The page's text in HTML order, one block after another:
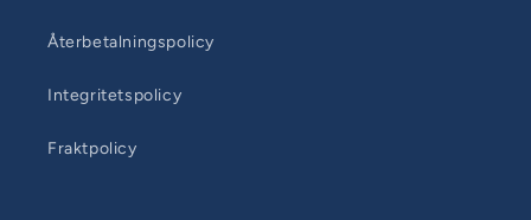
Återbetalningspolicy
Integritetspolicy
Fraktpolicy